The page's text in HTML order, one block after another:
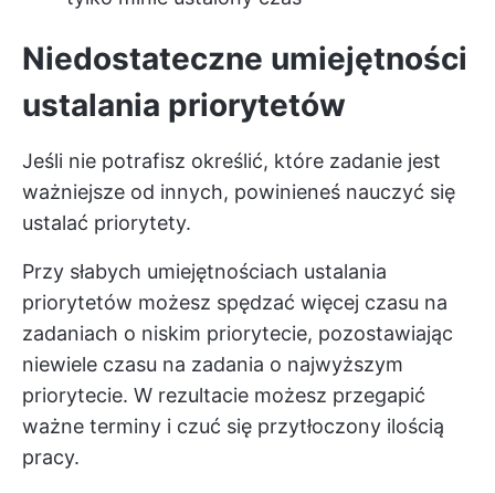
Niedostateczne umiejętności
ustalania priorytetów
Jeśli nie potrafisz określić, które zadanie jest
ważniejsze od innych, powinieneś nauczyć się
ustalać priorytety.
Przy słabych umiejętnościach ustalania
priorytetów możesz spędzać więcej czasu na
zadaniach o niskim priorytecie, pozostawiając
niewiele czasu na zadania o najwyższym
priorytecie. W rezultacie możesz przegapić
ważne terminy i czuć się przytłoczony ilością
pracy.